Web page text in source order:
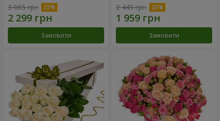
3 065 грн
Замовити
2 449 грн
Замовити